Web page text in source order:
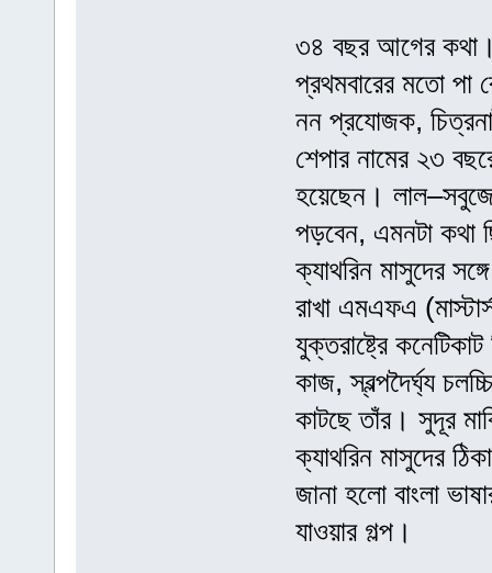
৩৪ বছর আগের কথা।
প্রথমবারের মতো পা
নন প্রযোজক,
শেপার নামের ২৩
হয়েছেন।
পড়বেন, এমনটা কথা
ক্যাথরিন মাসুদের
রাখা এমএফএ
যুক্তরাষ্ট্রে কনেটিকাট
কাজ, স্বল্পদৈর্ঘ্য
কাটছে তাঁর। সুদূর
ক্যাথরিন মাসুদের
জানা হলো বাংলা
যাওয়ার গল্প।